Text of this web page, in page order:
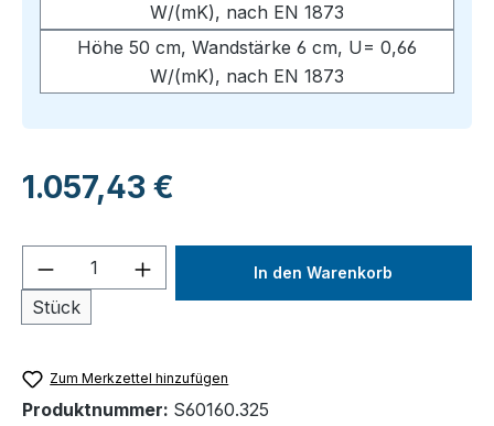
W/(mK), nach EN 1873
Höhe 50 cm, Wandstärke 6 cm, U= 0,66
W/(mK), nach EN 1873
Regulärer Preis:
1.057,43 €
Produkt Anzahl: Gib den
Stück
In den Warenkorb
Zum Merkzettel hinzufügen
Produktnummer: S60160.325